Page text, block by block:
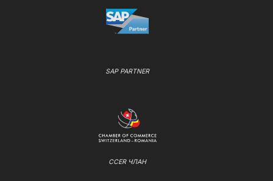
SAP PARTNER
CCER ЧЛАН